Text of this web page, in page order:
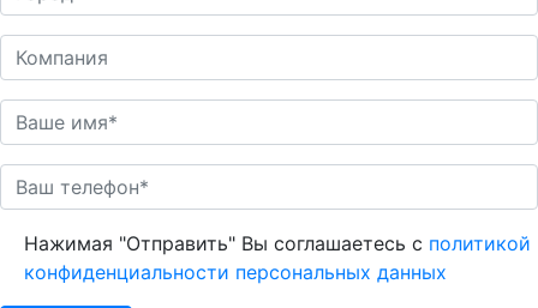
Нажимая "Отправить" Вы соглашаетесь с политикой
конфиденциальности персональных данных